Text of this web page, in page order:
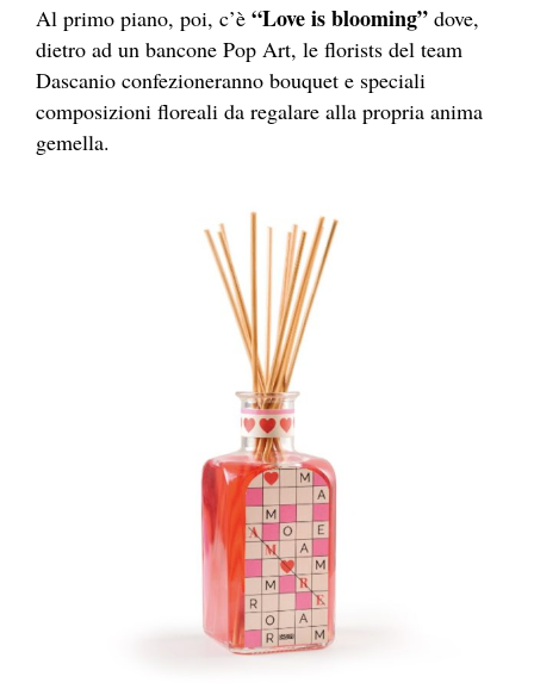
Al primo piano, poi, c’è “Love is blooming” dove,
dietro ad un bancone Pop Art, le florists del team
Dascanio confezioneranno bouquet e speciali
composizioni floreali da regalare alla propria anima
gemella.